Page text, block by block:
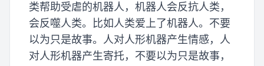
类帮助受虐的机器人，机器人会反抗人类，
会反噬人类。比如人类爱上了机器人。不要
以为只是故事。人对人形机器产生情感，人
对人形机器产生寄托，不要以为只是故事，